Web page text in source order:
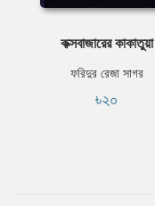
কক্সবাজারের কাকাতুয়া
ফরিদুর রেজা সাগর
৳২০